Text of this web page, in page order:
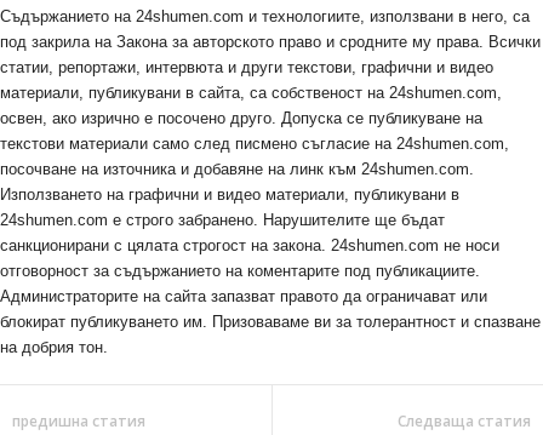
Съдържанието на 24shumen.com и технологиите, използвани в него, са
под закрила на Закона за авторското право и сродните му права. Всички
статии, репортажи, интервюта и други текстови, графични и видео
материали, публикувани в сайта, са собственост на 24shumen.com,
освен, ако изрично е посочено друго. Допуска се публикуване на
текстови материали само след писмено съгласие на 24shumen.com,
посочване на източника и добавяне на линк към 24shumen.com.
Използването на графични и видео материали, публикувани в
24shumen.com е строго забранено. Нарушителите ще бъдат
санкционирани с цялата строгост на закона. 24shumen.com не носи
отговорност за съдържанието на коментарите под публикациите.
Администраторите на сайта запазват правото да ограничават или
блокират публикуването им. Призоваваме ви за толерантност и спазване
на добрия тон.
предишна статия Следваща статия